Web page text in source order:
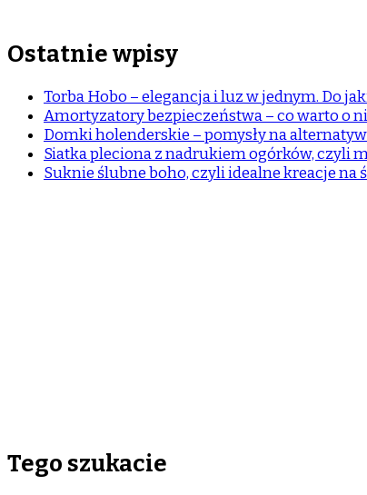
Ostatnie wpisy
Torba Hobo – elegancja i luz w jednym. Do
Amortyzatory bezpieczeństwa – co warto o
Domki holenderskie – pomysły na
Siatka pleciona z nadrukiem ogórków, czyli
Suknie ślubne boho, czyli idealne kreacje na
Tego szukacie